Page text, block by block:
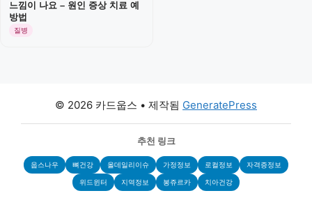
느낌이 나요 – 원인 증상 치료 예
방법
질병
© 2026 카드웁스 • 제작됨 GeneratePress
추천 링크
웁스나우 뼈건강 올데일리이슈 가정정보 로컬정보 자격증정보
위드윈터 지역정보 봉쥬르카 치아건강